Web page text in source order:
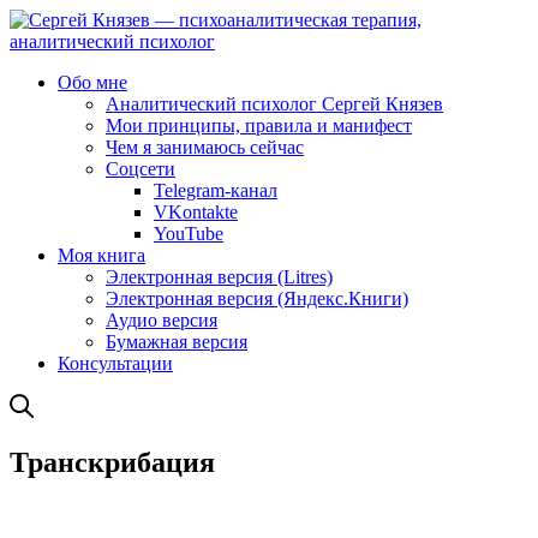
Обо мне
Аналитический психолог Сергей Князев
Мои принципы, правила и манифест
Чем я занимаюсь сейчас
Соцсети
Telegram-канал
VKontakte
YouTube
Моя книга
Электронная версия (Litres)
Электронная версия (Яндекс.Книги)
Аудио версия
Бумажная версия
Консультации
Транскрибация